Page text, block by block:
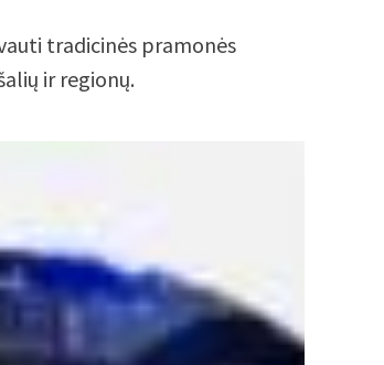
tradicinės pramonės
ir regionų.